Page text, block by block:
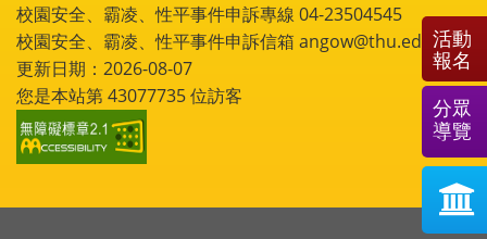
校園安全、霸凌、性平事件申訴專線 04-23504545
校園安全、霸凌、性平事件申訴信箱 angow@thu.edu.tw
更新日期：2026-08-07
您是本站第43077735位訪客
活動
報名
分眾
導覽